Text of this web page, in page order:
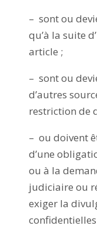
– sont ou
qu’à la suite
article ;
– sont ou
d’autres
restriction de
– ou doivent
d’une
ou à la
judiciaire ou
exiger la